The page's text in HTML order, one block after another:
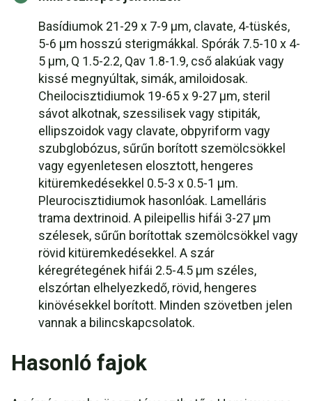
Basídiumok 21-29 x 7-9 µm, clavate, 4-tüskés,
5-6 µm hosszú sterigmákkal. Spórák 7.5-10 x 4-
5 µm, Q 1.5-2.2, Qav 1.8-1.9, cső alakúak vagy
kissé megnyúltak, simák, amiloidosak.
Cheilocisztidiumok 19-65 x 9-27 µm, steril
sávot alkotnak, szessilisek vagy stipiták,
ellipszoidok vagy clavate, obpyriform vagy
szubglobózus, sűrűn borított szemölcsökkel
vagy egyenletesen elosztott, hengeres
kitüremkedésekkel 0.5-3 x 0.5-1 µm.
Pleurocisztidiumok hasonlóak. Lamelláris
trama dextrinoid. A pileipellis hifái 3-27 µm
szélesek, sűrűn borítottak szemölcsökkel vagy
rövid kitüremkedésekkel. A szár
kéregrétegének hifái 2.5-4.5 µm széles,
elszórtan elhelyezkedő, rövid, hengeres
kinövésekkel borított. Minden szövetben jelen
vannak a bilincskapcsolatok.
Hasonló fajok